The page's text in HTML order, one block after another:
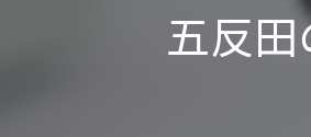
五反